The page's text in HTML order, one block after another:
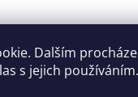
Dalším
s jejich